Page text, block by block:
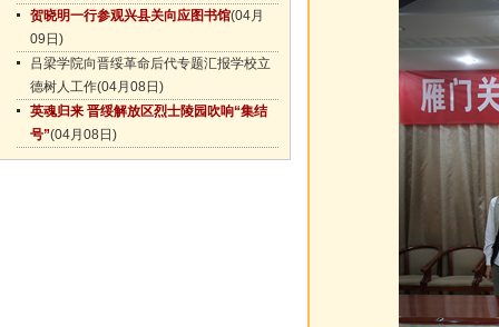
贺晓明一行参观兴县关向应图书馆(04月
09日)
吕梁学院向晋绥革命后代专题汇报学校立
德树人工作(04月08日)
英魂归来 晋绥解放区烈士陵园吹响“集结
号”(04月08日)